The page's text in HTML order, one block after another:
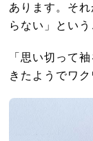
あります。そ
らない」という
「思い切って
きたようでワク